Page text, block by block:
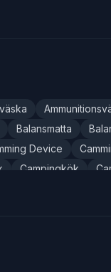
Balansmatta
Device
Campingkök